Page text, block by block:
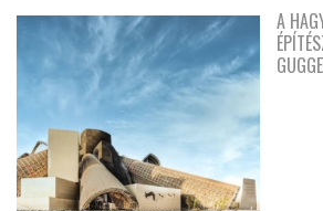
A